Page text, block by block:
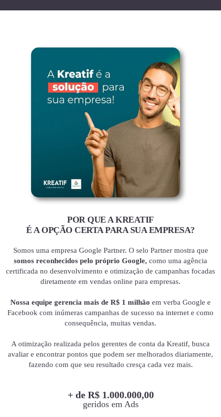
POR QUE A KREATIF
É A OPÇÃO CERTA PARA SUA EMPRESA?
Somos uma empresa Google Partner. O selo Partner mostra que
somos reconhecidos pelo próprio Google, como uma agência
certificada no desenvolvimento e otimização de campanhas focadas
diretamente em vendas online para empresas.
Nossa equipe gerencia mais de R$ 1 milhão em verba Google e
Facebook com inúmeras campanhas de sucesso na internet e como
consequência, muitas vendas.
A otimização realizada pelos gerentes de conta da Kreatif, busca
avaliar e encontrar pontos que podem ser melhorados diariamente,
fazendo com que seu resultado cresça cada vez mais.
+ de R$ 1.000.000,00
geridos em Ads